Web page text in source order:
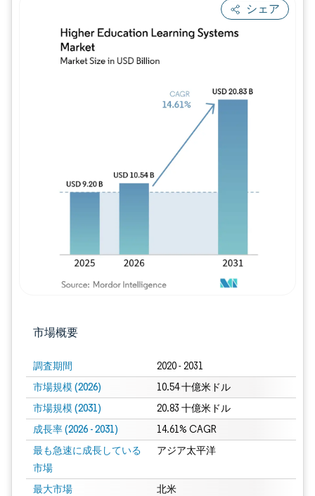
シェア
市場概要
調査期間 2020 - 2031
市場規模 (2026) 10.54 十億米ドル
市場規模 (2031) 20.83 十億米ドル
成長率 (2026 - 2031) 14.61% CAGR
最も急速に成長している
市場
アジア太平洋
最大市場 北米
画像 © Mordor Intelligence。再利用には